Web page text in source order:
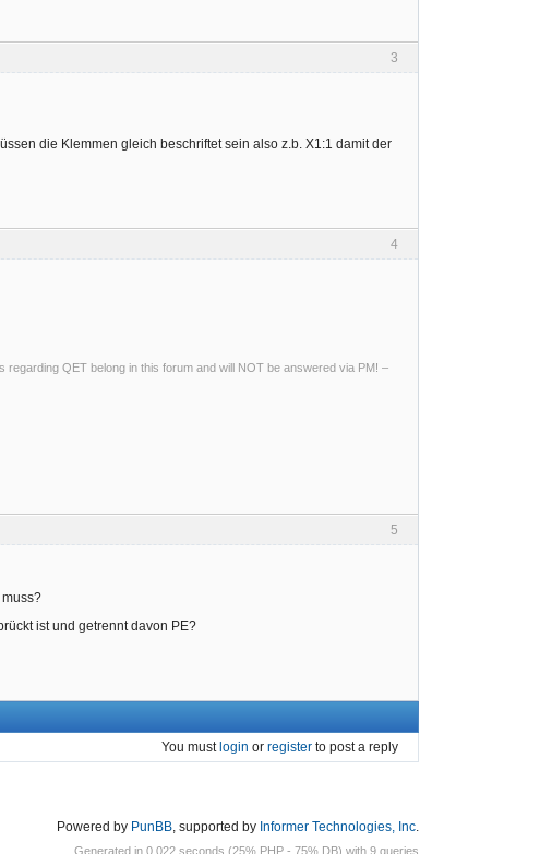
3
die Klemmen gleich beschriftet sein also z.b. X1:1 damit der
4
QET belong in this forum and will NOT be answered via PM! –
5
ist und getrennt davon PE?
You mustlogin or register to post a reply
Powered by PunBB, supported by Informer Technologies, Inc.
Generated in 0.022 seconds (25% PHP - 75% DB) with 9 queries